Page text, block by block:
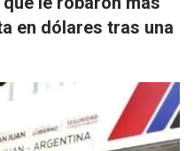
en dólares tras una